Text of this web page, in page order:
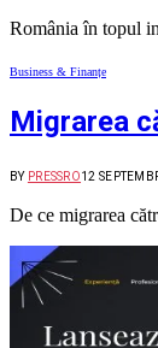
România în topul
Business & Finanțe
Migrarea
BY PRESSRO12
De ce migrarea